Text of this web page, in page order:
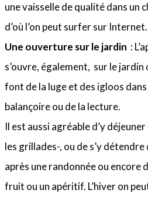
une vaisselle de qualité dans un
d’où l’on peut surfer sur Internet.
Une ouverture sur le jardin :
s’ouvre, également, sur le jardin
font de la luge et des igloos dans
balançoire ou de la lecture.
Il est aussi agréable d’y
les grillades-, ou de s’y
après une randonnée ou encore
fruit ou un apéritif. L’hiver on